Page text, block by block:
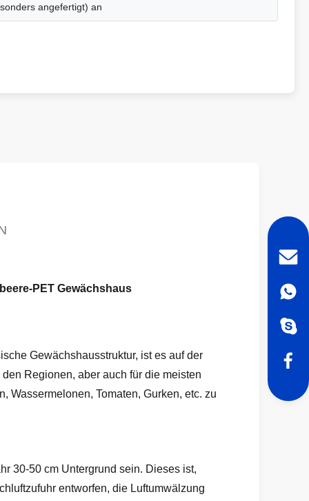
angefertigt) an
PET Gewächshaus
Gewächshausstruktur, ist es auf der
Regionen, aber auch für die meisten
Wassermelonen, Tomaten, Gurken, etc. zu
30-50 cm Untergrund sein. Dieses ist,
entworfen, die Luftumwälzung